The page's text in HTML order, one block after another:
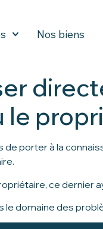
Nos biens
le
porter à la
ce dernier
le domaine des